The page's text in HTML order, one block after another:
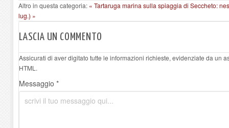
Altro in questa categoria: « Tartaruga marina sulla spiaggia di Seccheto:
lug.) »
LASCIA UN COMMENTO
Assicurati di aver digitato tutte le informazioni richieste, evidenziate da un
HTML.
Messaggio *